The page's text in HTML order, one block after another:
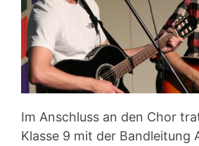
Im Anschluss an den Chor
Klasse 9 mit der Bandleitung